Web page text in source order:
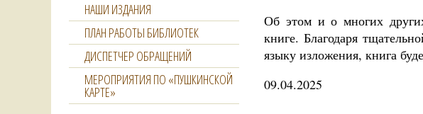
Об этом и о многих
книге. Благодаря
языку изложения, книга
09.04.2025
НАШИ ИЗДАНИЯ
ПЛАН РАБОТЫ БИБЛИОТЕК
ДИСПЕТЧЕР ОБРАЩЕНИЙ
МЕРОПРИЯТИЯ ПО «ПУШКИНСКОЙ
КАРТЕ»